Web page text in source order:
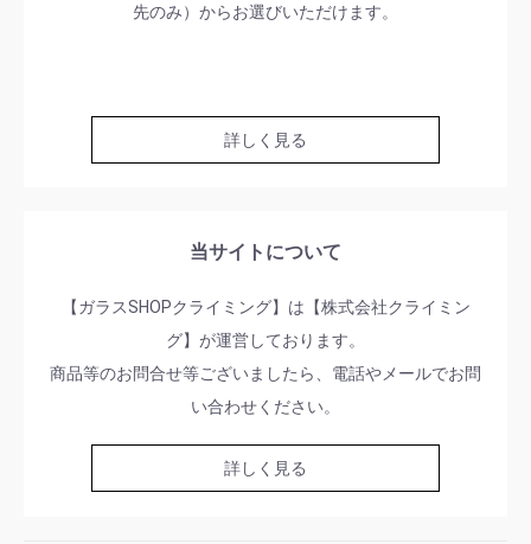
先のみ）からお選びいただけます。
詳しく見る
当サイトについて
【ガラスSHOPクライミング】は【株式会社クライミン
グ】が運営しております。
商品等のお問合せ等ございましたら、電話やメールでお問
い合わせください。
詳しく見る